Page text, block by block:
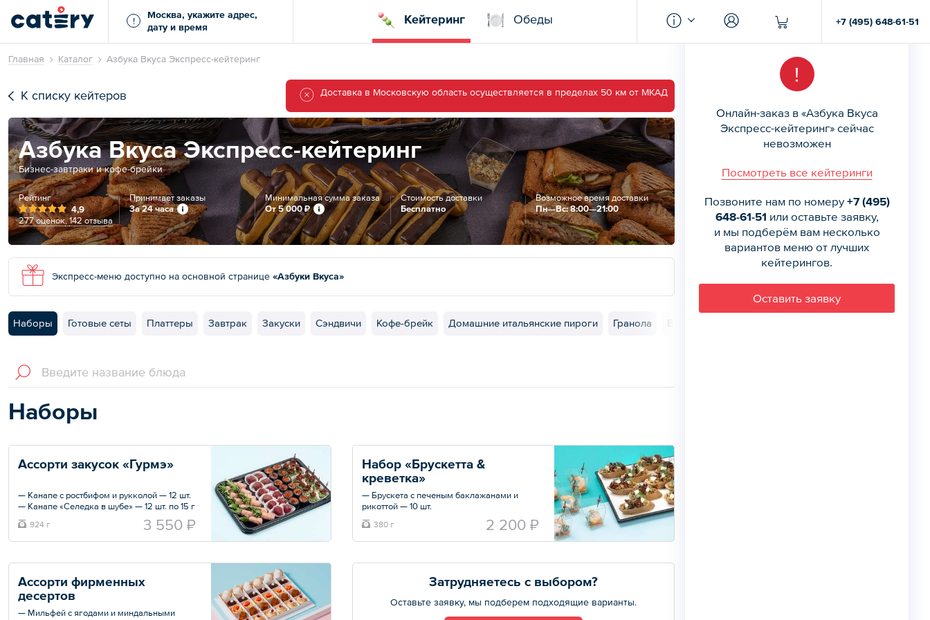
!
Москва, укажите адрес,
дату и время
Кейтеринг Обеды +7 (495) 648-61-51
Главная Каталог Азбука Вкуса Экспресс-кейтеринг
К списку кейтеров Доставка в Московскую область осуществляется в пределах 50 км от МКАД
Азбука Вкуса Экспресс-кейтеринг
Бизнес-завтраки и кофе-брейки
Рейтинг
4,9
277 оценок,142 отзыва
Принимает заказы
За 24 часа
Минимальная сумма заказа
От5 000 ₽
Стоимость доставки
Бесплатно
Возможное время доставки
Пн—Вс: 8:00—21:00
Экспресс-меню доступно на основной странице «Азбуки Вкуса»
Наборы Готовые сеты Платтеры Завтрак Закуски Сэндвичи Кофе-брейк Домашние итальянские пироги Гранола Выпечка
Наборы
Ассорти закусок «Гурмэ»
— Канапе с ростбифом и рукколой — 12 шт.
— Канапе «Селедка в шубе» — 12 шт. по 15 г
,имбирно-лаймовым кремом и тобико — 12
шт.
по 15 г
Общий вес – 924 г
924 г 3 550 ₽
Набор «Брускетта &
креветка»
— Брускета с печеным баклажанами и
рикоттой — 10 шт.
Общий вес – 380 г
380 г 2 200 ₽
Затрудняетесь с выбором?
Оставьте заявку, мы подберем подходящие варианты.
Ассорти фирменных
десертов
— Мильфей с ягодами и миндальными
!
Онлайн-заказ в «Азбука Вкуса
Экспресс-кейтеринг» сейчас
невозможен
Посмотреть все кейтеринги
Позвоните нам по номеру +7 (495)
648-61-51 или оставьте заявку,
и мы подберём вам несколько
вариантов меню от лучших
кейтерингов.
Оставить заявку